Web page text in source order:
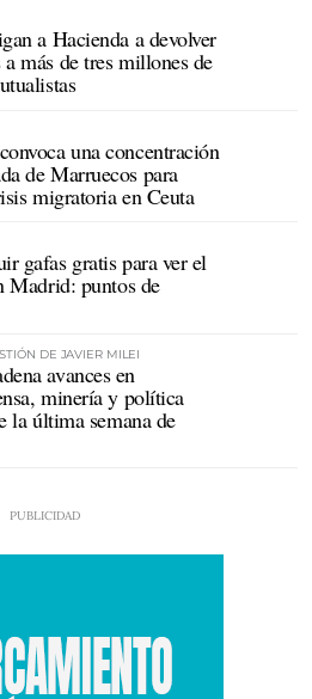
a Hacienda a devolver
más de tres millones de
una concentración
de Marruecos para
migratoria en Ceuta
gafas gratis para ver el
Madrid: puntos de
DE JAVIER MILEI
avances en
minería y política
la última semana de